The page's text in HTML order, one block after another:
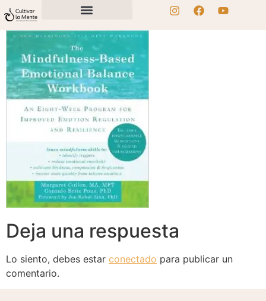
Deja una respuesta
Lo siento, debes estar conectado para publicar un
comentario.